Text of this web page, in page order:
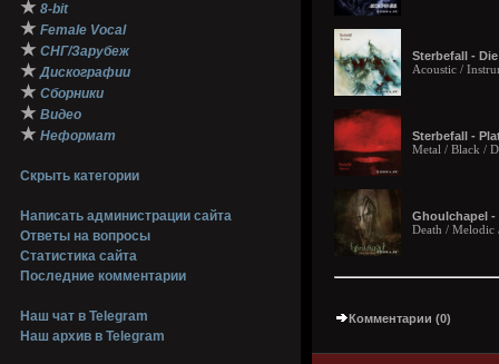
★ 8-bit
★ Female Vocal
★ СНГ/Зарубеж
★ Дискографии
★ Сборники
★ Видео
★ Неформат
Скрыть категории
Написать администрации сайта
Ответы на вопросы
Статистика сайта
Последние комментарии
Наш чат в Telegram
Наш архив в Telegram
Sterbefall -
Acoustic /
Sterbefall -
Metal / Black /
Ghoulchapel -
Death /
Комментарии (0)